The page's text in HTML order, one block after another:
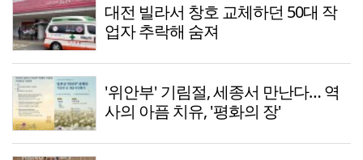
대전 빌라서 창호 교체하던 50대 작
업자 추락해 숨져
'위안부' 기림절, 세종서 만난다… 역
사의 아픔 치유, '평화의 장'